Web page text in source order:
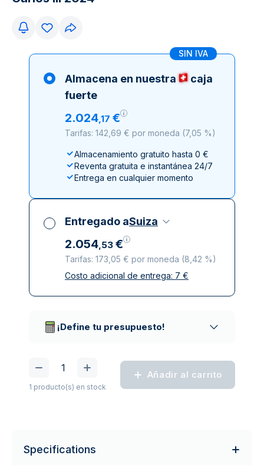
SIN IVA
Almacena en nuestra
caja
fuerte
2.024,17 €
Tarifas: 142,69 € por moneda (7,05 %)
Almacenamiento gratuito hasta 0 €
Reventa gratuita e instantánea 24/7
Entrega en cualquier momento
Entregado aSuiza
2.054,53 €
Tarifas: 173,05 € por moneda (8,42 %)
Impuestos incluidos
Costo adicional de entrega: 7 €
¡Define tu presupuesto!
1 producto(s) en stock
Añadir al carrito
Specifications